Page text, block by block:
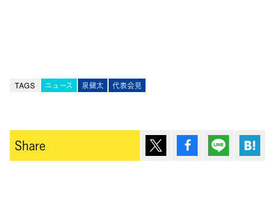
TAGS ニュース 泉健太 代表会見
Share ポスト シェア Lineで送